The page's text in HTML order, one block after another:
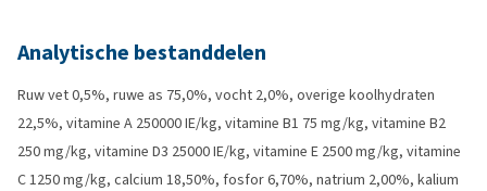
Analytische bestanddelen
Ruw vet 0,5%, ruwe as 75,0%, vocht 2,0%, overige koolhydraten
22,5%, vitamine A 250000 IE/kg, vitamine B1 75 mg/kg, vitamine B2
250 mg/kg, vitamine D3 25000 IE/kg, vitamine E 2500 mg/kg, vitamine
C 1250 mg/kg, calcium 18,50%, fosfor 6,70%, natrium 2,00%, kalium